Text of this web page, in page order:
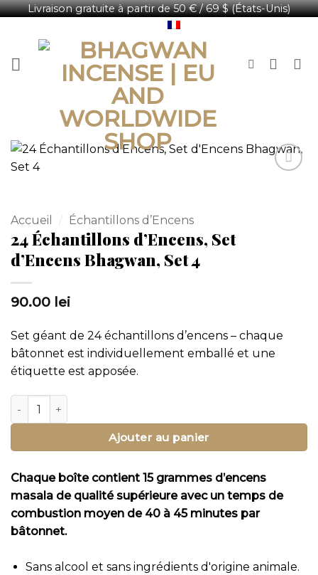
Livraison gratuite à partir de 50 € / 69 $ (États-Unis)
contenu
Accueil / Échantillons d’Encens
24 Échantillons d’Encens, Set
d’Encens Bhagwan, Set 4
90.00 lei
Set géant de 24 échantillons d’encens – chaque
bâtonnet est individuellement emballé et une
étiquette est apposée.
quantité de 24 Échantillons d'Encens, Set d'Encens
Ajouter au panier
Chaque boîte contient 15 grammes d’encens
masala de qualité supérieure avec un temps de
combustion moyen de 40 à 45 minutes par
bâtonnet.
Sans alcool et sans ingrédients d'origine animale.